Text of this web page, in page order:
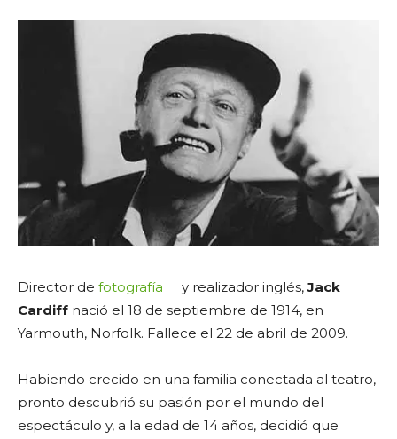
Director de fotografía y realizador inglés,Jack
Cardiff nació el 18 de septiembre de 1914, en
Yarmouth, Norfolk. Fallece el 22 de abril de 2009.
Habiendo crecido en una familia conectada al teatro,
pronto descubrió su pasión por el mundo del
espectáculo y, a la edad de 14 años, decidió que